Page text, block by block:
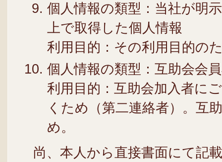
個人情報の類型：当社が明
上で取得した個人情報
利用目的：その利用目的の
個人情報の類型：互助会会
利用目的：互助会加入者に
くため（第二連絡者）。互
め。
尚、本人から直接書面にて記